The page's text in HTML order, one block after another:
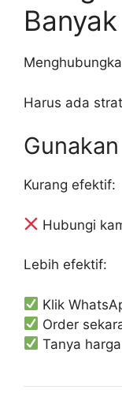
Harus ada
Kurang efektif:
Hubungi
Lebih efektif:
Klik
Order
Tanya